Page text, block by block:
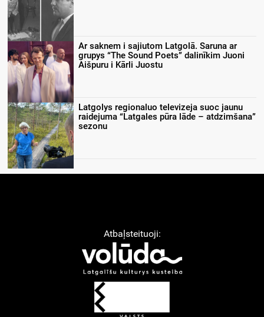
Ar saknem i sajiutom Latgolā. Saruna ar
grupys “The Sound Poets” dalinīkim Juoni
Aišpuru i Kārli Juostu
Latgolys regionaluo televizeja suoc jaunu
raidejuma “Latgales pūra lāde – atdzimšana”
sezonu
Atbaļsteituoji: